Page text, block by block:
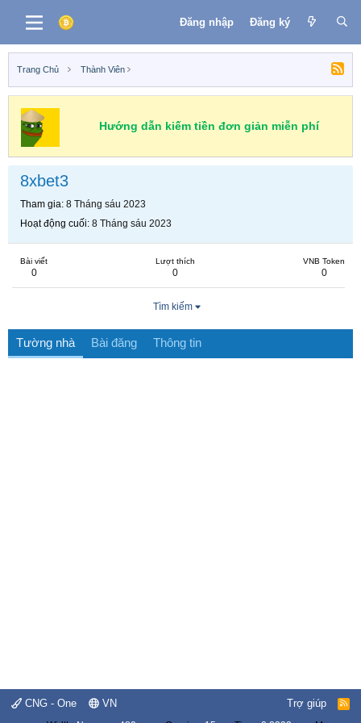
Đăng nhập Đăng ký
Trang Chủ Thành Viên
Hướng dẫn kiếm tiền đơn giản miễn phí
8xbet3
Tham gia 8 Tháng sáu 2023
Hoạt động cuối 8 Tháng sáu 2023
Bài viết
0
Lượt thích
0
VNB Token
0
Tìm kiếm
Tường nhà Bài đăng Thông tin
CNG - One VN Trợ giúp
R